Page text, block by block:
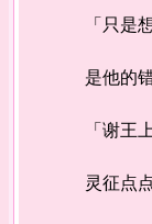
「只是想
是他的错
「谢王上
灵征点点